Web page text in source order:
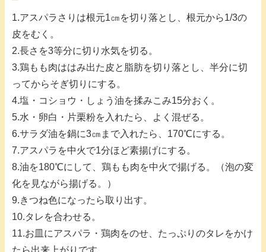
1.アスパラさりは根元1㎝を切り落とし、根元から1/3の
皮をむく。
2.長さを3等分に切り水気を切る。
3.鶏もも肉ははみ出た皮と脂肪を切り落とし、半分に切
ってからそぎ切りにする。
4.塩・コショウ・しょう油を揉みこみ15分おく。
5.水・卵白・片栗粉を入れたら、よく混ぜる。
6.サラダ油を鍋に3㎝まで入れたら、170℃にする。
7.アスパラを中火で1分ほど素揚げにする。
8.油を180℃にして、鶏もも肉を中火で揚げる。（泡の変
化を見ながら揚げる。）
9.きつね色になったら取り出す。
10.タレを合わせる。
11.お皿にアスパラ・鶏肉をのせ、たっぷりのタレをかけ
たら出来上がりです。